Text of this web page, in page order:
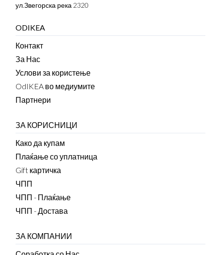
ул.Звегорска река 2320
ODIKEA
Контакт
За Нас
Услови за користење
OdIKEA во медиумите
Партнери
ЗА КОРИСНИЦИ
Како да купам
Плаќање со уплатница
Gift картичка
ЧПП
ЧПП - Плаќање
ЧПП - Достава
ЗА КОМПАНИИ